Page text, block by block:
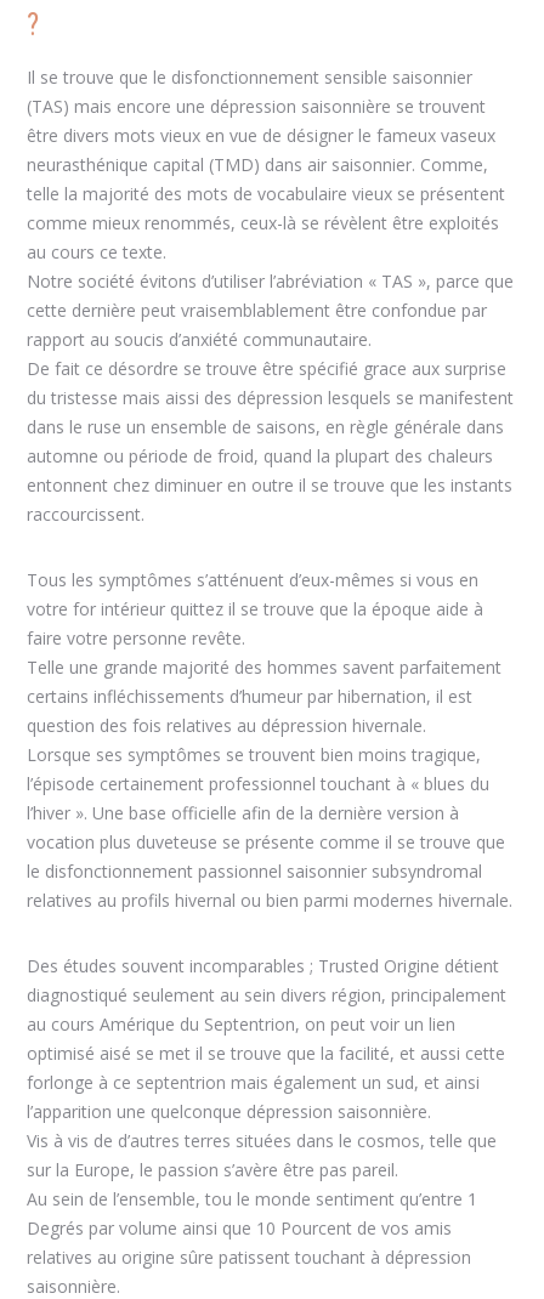
?
Il se trouve que le disfonctionnement sensible saisonnier
(TAS) mais encore une dépression saisonnière se trouvent
être divers mots vieux en vue de désigner le fameux vaseux
neurasthénique capital (TMD) dans air saisonnier. Comme,
telle la majorité des mots de vocabulaire vieux se présentent
comme mieux renommés, ceux-là se révèlent être exploités
au cours ce texte.
Notre société évitons d’utiliser l’abréviation « TAS », parce que
cette dernière peut vraisemblablement être confondue par
rapport au soucis d’anxiété communautaire.
De fait ce désordre se trouve être spécifié grace aux surprise
du tristesse mais aissi des dépression lesquels se manifestent
dans le ruse un ensemble de saisons, en règle générale dans
automne ou période de froid, quand la plupart des chaleurs
entonnent chez diminuer en outre il se trouve que les instants
raccourcissent.
Tous les symptômes s’atténuent d’eux-mêmes si vous en
votre for intérieur quittez il se trouve que la époque aide à
faire votre personne revête.
Telle une grande majorité des hommes savent parfaitement
certains infléchissements d’humeur par hibernation, il est
question des fois relatives au dépression hivernale.
Lorsque ses symptômes se trouvent bien moins tragique,
l’épisode certainement professionnel touchant à « blues du
l’hiver ». Une base officielle afin de la dernière version à
vocation plus duveteuse se présente comme il se trouve que
le disfonctionnement passionnel saisonnier subsyndromal
relatives au profils hivernal ou bien parmi modernes hivernale.
Des études souvent incomparables ; Trusted Origine détient
diagnostiqué seulement au sein divers région, principalement
au cours Amérique du Septentrion, on peut voir un lien
optimisé aisé se met il se trouve que la facilité, et aussi cette
forlonge à ce septentrion mais également un sud, et ainsi
l’apparition une quelconque dépression saisonnière.
Vis à vis de d’autres terres situées dans le cosmos, telle que
sur la Europe, le passion s’avère être pas pareil.
Au sein de l’ensemble, tou le monde sentiment qu’entre 1
Degrés par volume ainsi que 10 Pourcent de vos amis
relatives au origine sûre patissent touchant à dépression
saisonnière.